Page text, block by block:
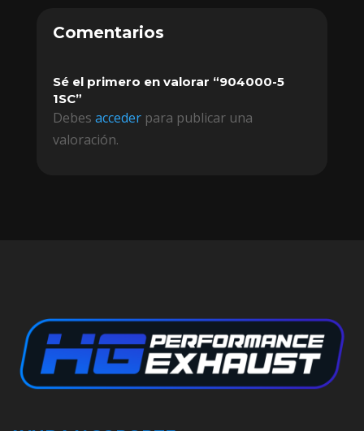
Comentarios
Sé el primero en valorar “904000-5
1SC”
Debes accederpara publicar una
valoración.